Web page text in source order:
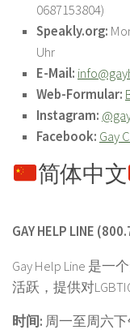
0687153804)
Speakly.org:
Uhr
E-Mail:
Web-Formular:
Instagram:
Facebook: Gay
简体中文
GAY HELP LINE
Gay Help Line 是一
活跃，提供对
时间: 周一至周六下